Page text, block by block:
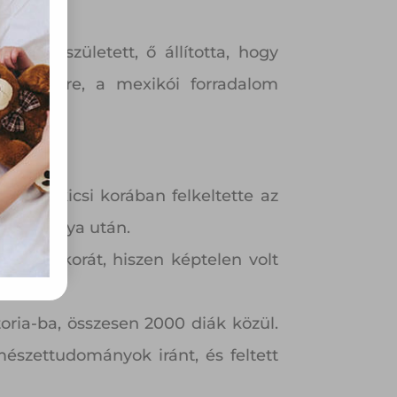
6- án született, ő állította, hogy
7-re, a mexikói forradalom
már kicsi korában felkeltette az
vágya után.
hiszen képtelen volt
ba, összesen 2000 diák közül.
iránt, és feltett